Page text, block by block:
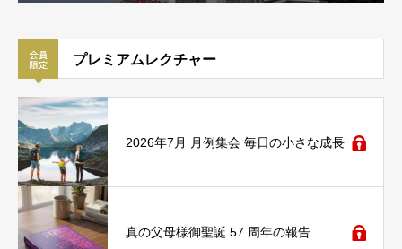
プレミアムレクチャー
2026年7月 月例集会 毎日の小さな成長
真の父母様御聖誕 57 周年の報告